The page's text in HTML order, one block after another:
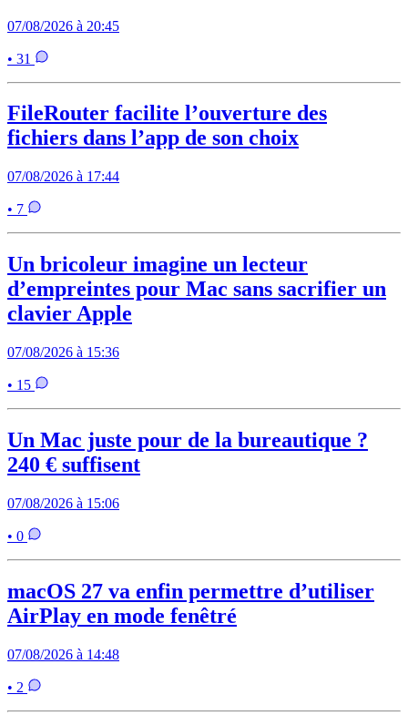
07/08/2026 à 20:45
• 31
FileRouter facilite l’ouverture des
fichiers dans l’app de son choix
07/08/2026 à 17:44
• 7
Un bricoleur imagine un lecteur
d’empreintes pour Mac sans sacrifier un
clavier Apple
07/08/2026 à 15:36
• 15
Un Mac juste pour de la bureautique ?
240 € suffisent
07/08/2026 à 15:06
• 0
macOS 27 va enfin permettre d’utiliser
AirPlay en mode fenêtré
07/08/2026 à 14:48
• 2